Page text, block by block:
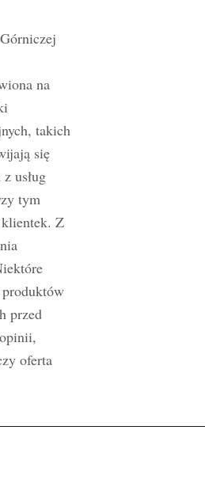
na
takich
się
usług
tym
klientek. Z
przed
oferta